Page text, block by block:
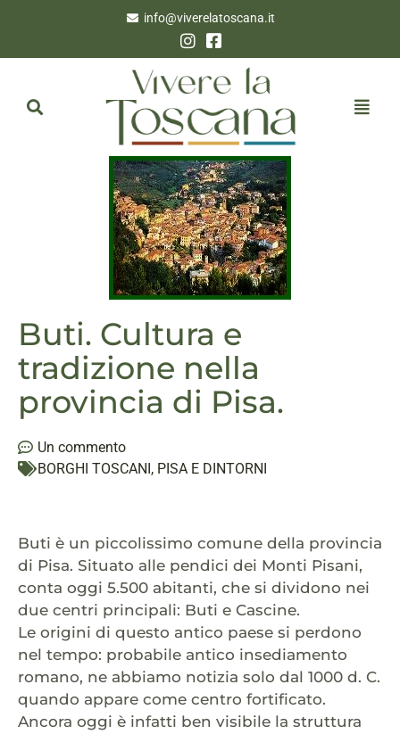
info@viverelatoscana.it
Buti. Cultura e
tradizione nella
provincia di Pisa.
Un commento
BORGHI TOSCANI, PISA E DINTORNI
Buti è un piccolissimo comune della provincia
di Pisa. Situato alle pendici dei Monti Pisani,
conta oggi 5.500 abitanti, che si dividono nei
due centri principali: Buti e Cascine.
Le origini di questo antico paese si perdono
nel tempo: probabile antico insediamento
romano, ne abbiamo notizia solo dal 1000 d. C.
quando appare come centro fortificato.
Ancora oggi è infatti ben visibile la struttura